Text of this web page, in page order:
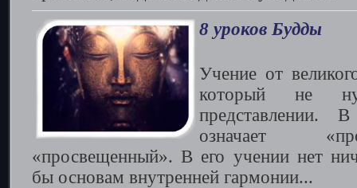
8 уроков Будды
Учение от
который не
представлении.
означает
«просвещенный». В его учении нет
бы основам внутренней гармонии...